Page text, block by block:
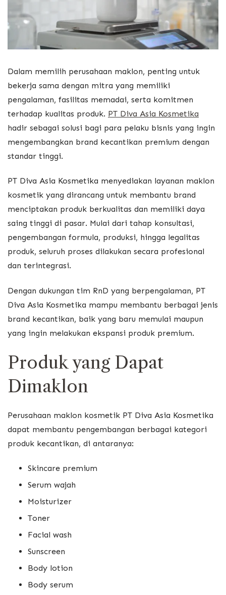
Dalam memilih perusahaan maklon, penting untuk
bekerja sama dengan mitra yang memiliki
pengalaman, fasilitas memadai, serta komitmen
terhadap kualitas produk. PT Diva Asia Kosmetika
hadir sebagai solusi bagi para pelaku bisnis yang ingin
mengembangkan brand kecantikan premium dengan
standar tinggi.
PT Diva Asia Kosmetika menyediakan layanan maklon
kosmetik yang dirancang untuk membantu brand
menciptakan produk berkualitas dan memiliki daya
saing tinggi di pasar. Mulai dari tahap konsultasi,
pengembangan formula, produksi, hingga legalitas
produk, seluruh proses dilakukan secara profesional
dan terintegrasi.
Dengan dukungan tim RnD yang berpengalaman, PT
Diva Asia Kosmetika mampu membantu berbagai jenis
brand kecantikan, baik yang baru memulai maupun
yang ingin melakukan ekspansi produk premium.
Produk yang Dapat
Dimaklon
Perusahaan maklon kosmetik PT Diva Asia Kosmetika
dapat membantu pengembangan berbagai kategori
produk kecantikan, di antaranya:
Skincare premium
Serum wajah
Moisturizer
Toner
Facial wash
Sunscreen
Body lotion
Body serum